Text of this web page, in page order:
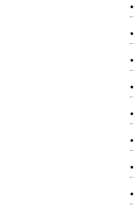
•
•
•
•
•
•
•
•